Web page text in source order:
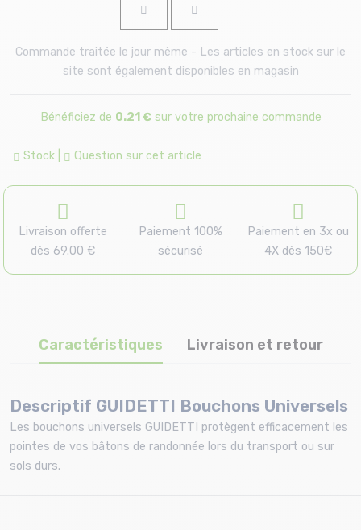
Commande traitée le jour même - Les articles en stock sur le
site sont également disponibles en magasin
Bénéficiez de 0.21 €sur votre prochaine commande
Stock Question sur cet article
Livraison offerte
dès 69.00 €
Paiement 100%
sécurisé
Paiement en 3x ou
4X dès 150€
Caractéristiques Livraison et retour
Descriptif GUIDETTI Bouchons Universels
Les bouchons universels GUIDETTI protègent efficacement les
pointes de vos bâtons de randonnée lors du transport ou sur
sols durs.